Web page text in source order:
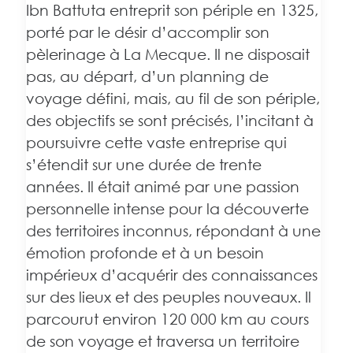
Ibn Battuta entreprit son périple en 1325,
porté par le désir d’accomplir son
pèlerinage à La Mecque. Il ne disposait
pas, au départ, d’un planning de
voyage défini, mais, au fil de son périple,
des objectifs se sont précisés, l’incitant à
poursuivre cette vaste entreprise qui
s’étendit sur une durée de trente
années. Il était animé par une passion
personnelle intense pour la découverte
des territoires inconnus, répondant à une
émotion profonde et à un besoin
impérieux d’acquérir des connaissances
sur des lieux et des peuples nouveaux. Il
parcourut environ 120 000 km au cours
de son voyage et traversa un territoire